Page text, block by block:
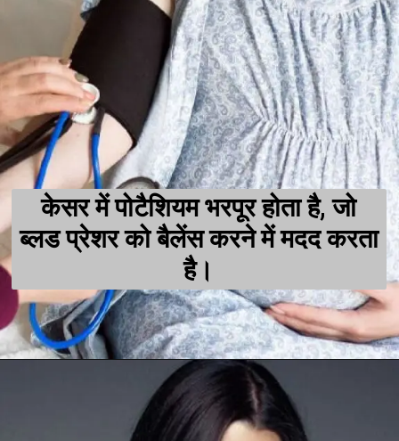
केसर में पोटैशियम भरपूर होता है, जो
ब्लड प्रेशर को बैलेंस करने में मदद करता
है।